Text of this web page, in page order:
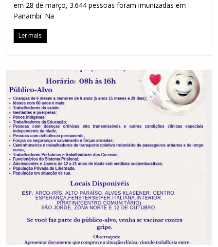
em 28 de março, 3.644 pessoas foram imunizadas em
Panambi. Na
Ler mais